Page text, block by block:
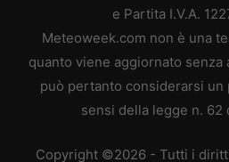
e Partita I.V.A.
Meteoweek.com non è una
quanto viene aggiornato senza
può pertanto considerarsi
sensi della legge n. 62
Copyright ©2026 - Tutti i